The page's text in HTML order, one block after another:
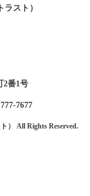
スト）
2番1号
7677
） All Rights Reserved.